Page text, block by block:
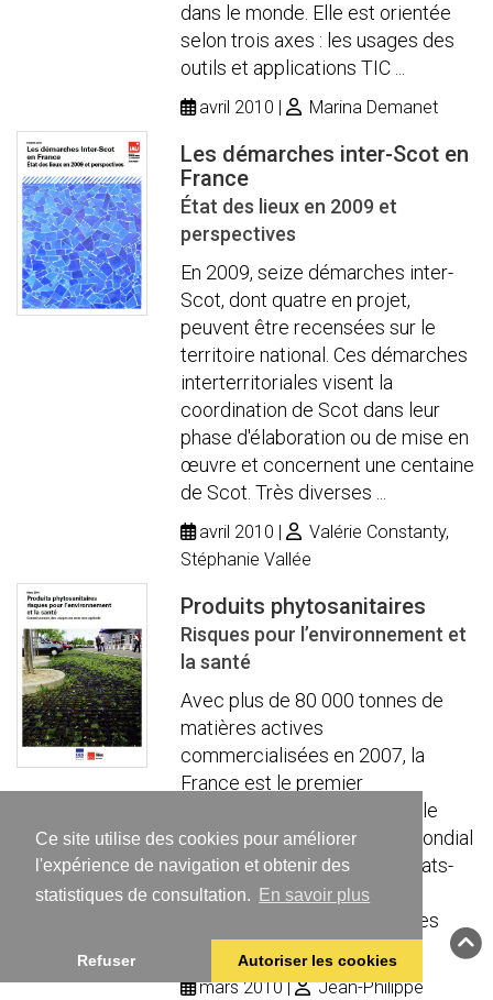
Ce site utilise des cookies pour améliorer
l'expérience de navigation et obtenir des
statistiques de consultation.
En savoir plus
Refuser Autoriser les cookies
dans le monde. Elle est orientée
selon trois axes : les usages des
outils et applications TIC ...
avril 2010 Marina Demanet
Les démarches inter-Scot en
France
État des lieux en 2009 et
perspectives
En 2009, seize démarches inter-
Scot, dont quatre en projet,
peuvent être recensées sur le
territoire national. Ces démarches
interterritoriales visent la
coordination de Scot dans leur
phase d'élaboration ou de mise en
œuvre et concernent une centaine
de Scot. Très diverses ...
avril 2010
Valérie Constanty,
Stéphanie Vallée
Produits phytosanitaires
Risques pour l’environnement et
la santé
Avec plus de 80 000 tonnes de
matières actives
commercialisées en 2007, la
France est le premier
consommateur européen et le
quatrième consommateur mondial
de pesticides derrière les États-
Unis, le Brésil et le Japon. Un
utilisation accrue au cours des
mars 2010 Jean-Philippe